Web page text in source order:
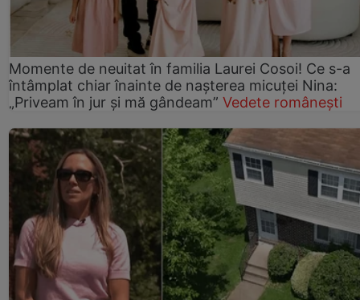
Momente de neuitat în familia Laurei Cosoi! Ce s-a
întâmplat chiar înainte de nașterea micuței Nina:
„Priveam în jur și mă gândeam” Vedete românești